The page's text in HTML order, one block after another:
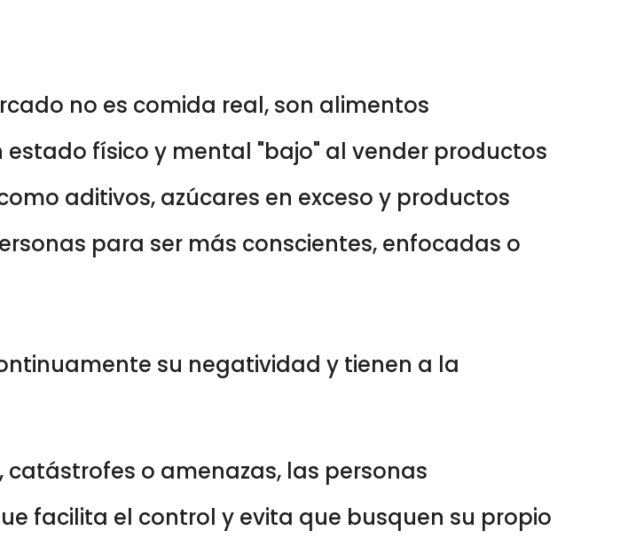
no es comida real, son alimentos
físico y mental "bajo" al vender productos
aditivos, azúcares en exceso y productos
para ser más conscientes, enfocadas o
su negatividad y tienen a la
catástrofes o amenazas, las personas
facilita el control y evita que busquen su propio